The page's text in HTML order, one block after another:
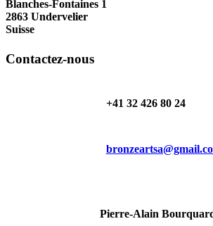
Blanches-Fontaines 1
2863 Undervelier
Suisse
Contactez-nous
+41 32 426 80 24
Pierre-Alain